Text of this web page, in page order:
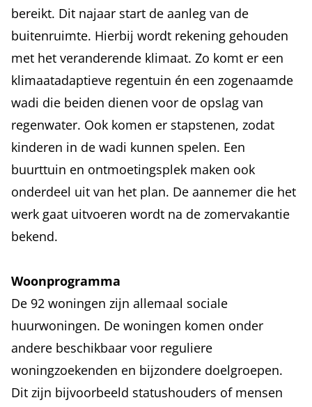
bereikt. Dit najaar start de aanleg van de
buitenruimte. Hierbij wordt rekening gehouden
met het veranderende klimaat. Zo komt er een
klimaatadaptieve regentuin én een zogenaamde
wadi die beiden dienen voor de opslag van
regenwater. Ook komen er stapstenen, zodat
kinderen in de wadi kunnen spelen. Een
buurttuin en ontmoetingsplek maken ook
onderdeel uit van het plan. De aannemer die het
werk gaat uitvoeren wordt na de zomervakantie
bekend.
Woonprogramma
De 92 woningen zijn allemaal sociale
huurwoningen. De woningen komen onder
andere beschikbaar voor reguliere
woningzoekenden en bijzondere doelgroepen.
Dit zijn bijvoorbeeld statushouders of mensen